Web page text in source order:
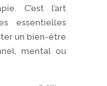
C’est l’art
essentielles
un bien-être
mental ou